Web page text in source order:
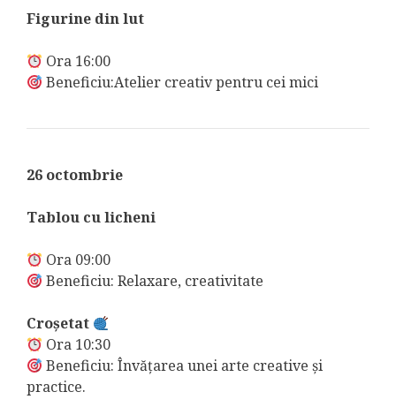
Figurine din lut
Ora 16:00
Beneficiu:Atelier creativ pentru cei mici
26 octombrie
Tablou cu licheni
Ora 09:00
Beneficiu: Relaxare, creativitate
Croșetat
Ora 10:30
Beneficiu: Învățarea unei arte creative și
practice.